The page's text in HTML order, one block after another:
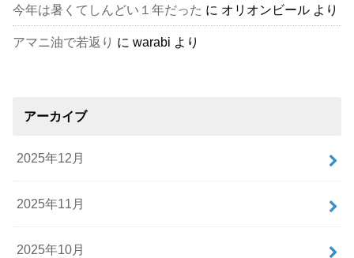
今年は暑くてしんどい１年だった に オリオンビール より
アマニ油で若返り にwarabi より
アーカイブ
2025年12月
2025年11月
2025年10月